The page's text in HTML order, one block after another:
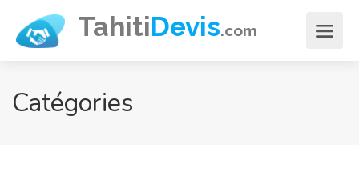
TahitiDevis.com
Catégories